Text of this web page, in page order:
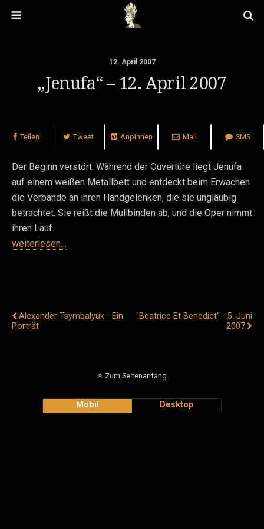
12. April 2007
„Jenufa“ – 12. April 2007
Teilen Tweet Anpinnen Mail SMS
Der Beginn verstört. Während der Ouvertüre liegt Jenufa
auf einem weißen Metallbett und entdeckt beim Erwachen
die Verbände an ihren Handgelenken, die sie ungläubig
betrachtet. Sie reißt die Mullbinden ab, und die Oper nimmt
ihren Lauf.
weiterlesen…
Alexander Tsymbalyuk - Ein
Porträt
"Beatrice Et Benedict" - 5. Juni
2007
Zum Seitenanfang
Mobil Desktop